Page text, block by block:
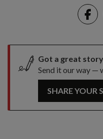
Got a great
Send it our way —
SHARE YOUR